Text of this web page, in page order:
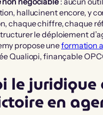
hallucinent encore, y
chaque chiffre, chaque
le déploiement
propose uneformation
Qualiopi, finançable
le
en